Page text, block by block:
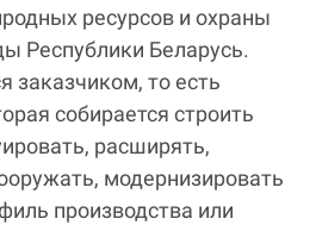
ресурсов и охраны
Республики Беларусь.
заказчиком, то есть
собирается строить
расширять,
модернизировать
производства или